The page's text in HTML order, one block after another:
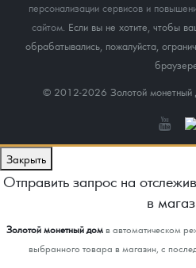
персонализации сервисов и
сайтом. Если вы не хотите, чтобы
обрабатывались, пожалуйста,
© 2012-2026 Золотой монетный
Закрыть
Отправить запрос на
в
Золотой монетный домв автоматическом
выбранного товара в магазин, с